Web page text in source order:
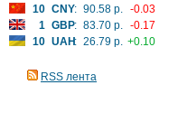
10 CNY: 90.58 р. -0.03
1 GBP: 83.70 р. -0.17
10 UAH: 26.79 р. +0.10
RSS лента